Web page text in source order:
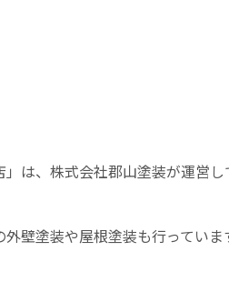
は、株式会社郡山塗装が運営
壁塗装や屋根塗装も行っていま